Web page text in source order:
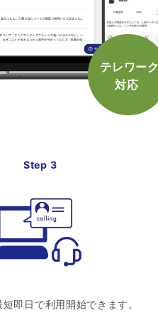
テレワーク
対応
Step 3
即日で利用開始できます。